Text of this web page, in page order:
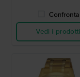
Confronta
Vedi i prodotti